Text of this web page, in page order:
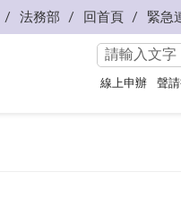
法務部 回首頁 緊急
線上申辦 聲